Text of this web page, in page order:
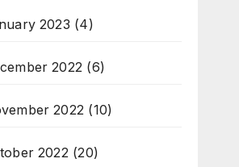
2023 (4)
2022 (6)
2022 (10)
2022(20)